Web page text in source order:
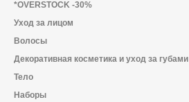
Уход за лицом
Волосы
*OVERSTOCK -30%
Уход за лицом
Волосы
Декоративная косметика и уход за губами
Тело
Наборы